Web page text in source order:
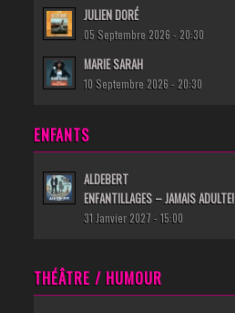
JULIEN DORÉ
05 Septembre 2026 - 20:30
MARIE SARAH
10 Septembre 2026 - 20:30
ENFANTS
ALDEBERT
ENFANTILLAGES – JAMAIS ADULTE!
31 Janvier 2027 - 15:00
THÉÂTRE / HUMOUR